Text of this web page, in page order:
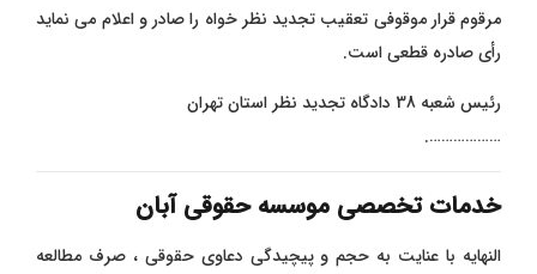
مرقوم قرار موقوفی تعقیب تجدید نظر خواه را صادر و اعلام می نماید
رأی صادره قطعی است.
رئیس شعبه 38 دادگاه تجدید نظر استان تهران
……………….
خدمات تخصصی موسسه حقوقی آبان
النهایه با عنایت به حجم و پیچیدگی دعاوی حقوقی ، صرف مطالعه